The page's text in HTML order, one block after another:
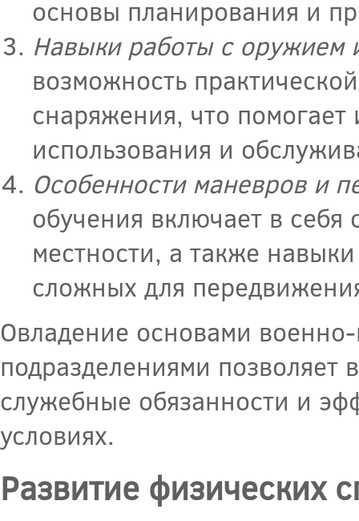
основы планирования и
Навыки работы с оружием
возможность
снаряжения, что
использования и
Особенности маневров и
обучения включает в
местности, а также
сложных для
Овладение основами
подразделениями
служебные обязанности и
условиях.
Развитие физических